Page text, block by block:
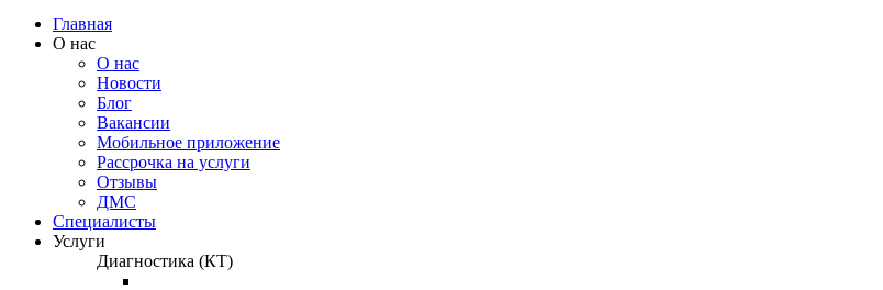
Главная
О нас
О нас
Новости
Блог
Вакансии
Мобильное приложение
Рассрочка на услуги
Отзывы
ДМС
Специалисты
Услуги
Диагностика (КТ)